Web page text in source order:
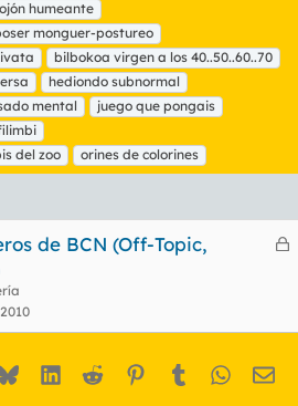
humeante
monguer-postureo
bilbokoa virgen a los 40..50..60..70
hediondo subnormal
mental
juego que pongais
del zoo
orines de colorines
C
a
de BCN (Off-Topic,
BlueskyLinkedIn
Reddit Pinterest
Tumblr